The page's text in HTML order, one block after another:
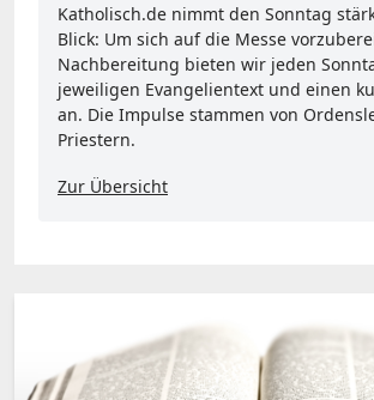
Katholisch.de nimmt den Sonntag
Blick: Um sich auf die Messe
Nachbereitung bieten wir jeden
jeweiligen Evangelientext und einen
an. Die Impulse stammen von
Priestern.
Zur Übersicht